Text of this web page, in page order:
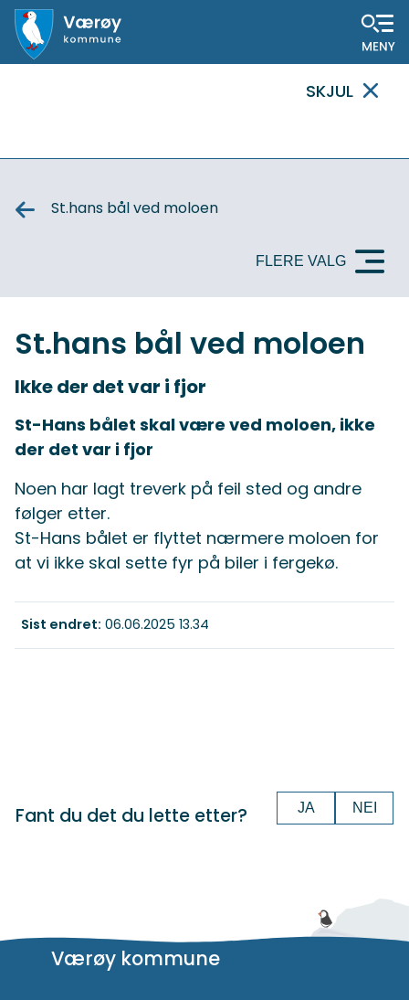
MELDING
SKJUL
St.hans bål ved moloen
FLERE VALG
St.hans bål ved moloen
Ikke der det var i fjor
St-Hans bålet skal være ved moloen, ikke
der det var i fjor
Noen har lagt treverk på feil sted og andre
følger etter.
St-Hans bålet er flyttet nærmere moloen for
at vi ikke skal sette fyr på biler i fergekø.
Sist endret 06.06.2025 13.34
Fant du det du lette etter? JA NEI
Værøy kommune